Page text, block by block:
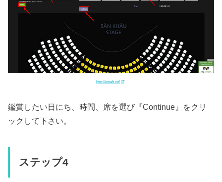
http://ionah.vn/
鑑賞したい日にち、時間、席を選び『Continue』をクリ
ックして下さい。
ステップ4